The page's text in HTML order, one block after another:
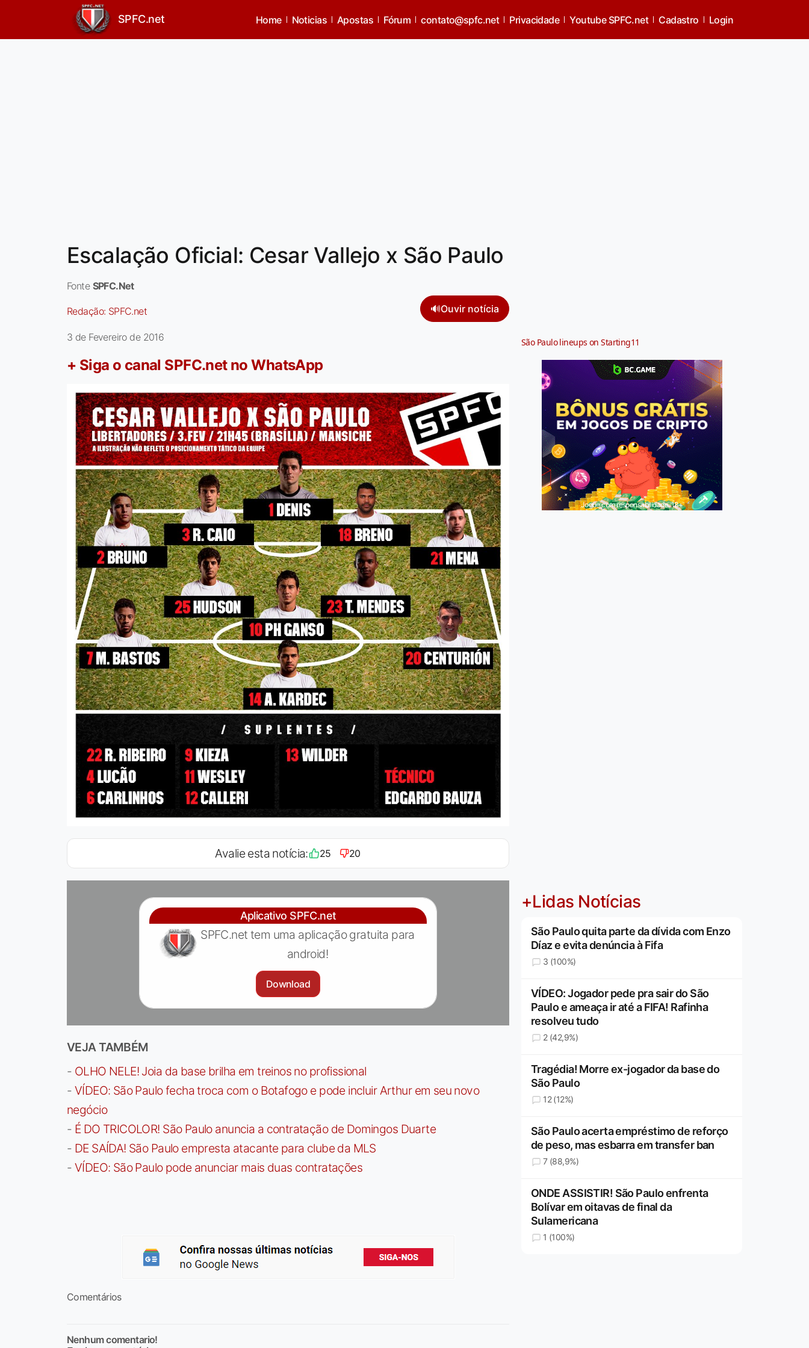
SPFC.net Home Noticias Apostas Fórum contato@spfc.net Privacidade Youtube SPFC.net Cadastro Login
Escalação Oficial: Cesar Vallejo x São Paulo
Fonte SPFC.Net
Redação: SPFC.net 🔊Ouvir notícia
3 de Fevereiro de 2016
+ Siga o canal SPFC.net no WhatsApp
Avalie esta notícia: 25 20
Aplicativo SPFC.net
SPFC.net tem uma aplicação gratuita para
android!
Download
VEJA TAMBÉM
- OLHO NELE! Joia da base brilha em treinos no profissional
- VÍDEO: São Paulo fecha troca com o Botafogo e pode incluir Arthur em seu novo
negócio
- É DO TRICOLOR! São Paulo anuncia a contratação de Domingos Duarte
- DE SAÍDA! São Paulo empresta atacante para clube da MLS
- VÍDEO: São Paulo pode anunciar mais duas contratações
Comentários
Nenhum comentario!
São Paulo lineups on Starting11
Jogue com responsabilidade. 18+
+Lidas Notícias
São Paulo quita parte da dívida com Enzo
Díaz e evita denúncia à Fifa
3 (100%)
VÍDEO: Jogador pede pra sair do São
Paulo e ameaça ir até a FIFA! Rafinha
resolveu tudo
2 (42,9%)
Tragédia! Morre ex-jogador da base do
São Paulo
12 (12%)
São Paulo acerta empréstimo de reforço
de peso, mas esbarra em transfer ban
7 (88,9%)
ONDE ASSISTIR! São Paulo enfrenta
Bolívar em oitavas de final da
Sulamericana
1 (100%)